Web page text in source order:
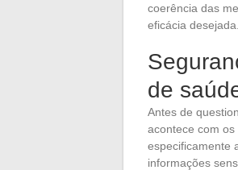
coerência das
eficácia desejada.
de
Antes de
acontece com
especificamente
informações